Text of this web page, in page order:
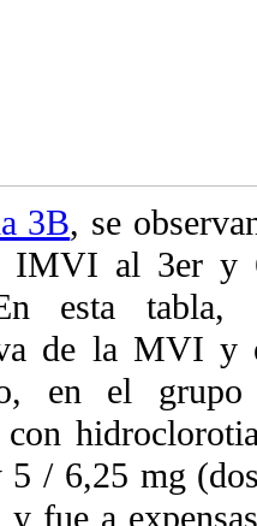
3B, se
al 3er y
esta tabla,
de la MVI y
en el
5 / 6,25 mg
y fue a